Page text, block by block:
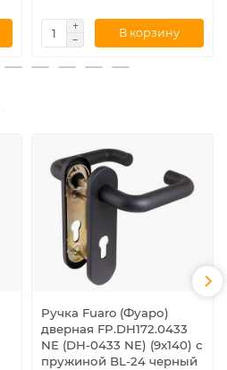
В корзину
Ручка Fuaro (Фуаро)
дверная FP.DH172.0433
NE (DH-0433 NE) (9x140) с
пружиной BL-24 черный